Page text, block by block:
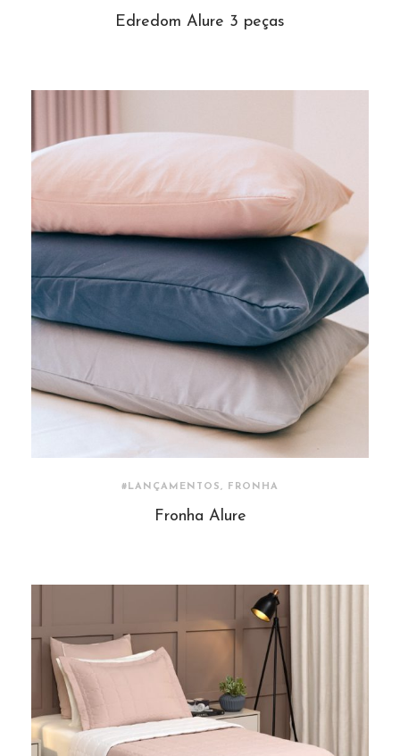
Edredom Alure 3 peças
#LANÇAMENTOS, FRONHA
Fronha Alure